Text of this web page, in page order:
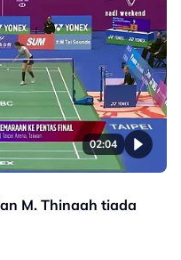
02:04
M. Thinaah tiada